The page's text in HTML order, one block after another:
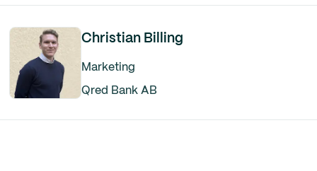
Christian Billing
Marketing
Qred Bank AB